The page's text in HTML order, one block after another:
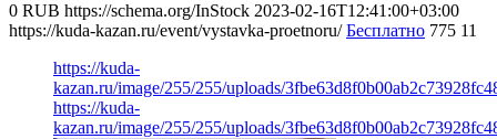
0 RUB https://schema.org/InStock 2023-02-16T12:41:00+03:00
https://kuda-kazan.ru/event/vystavka-proetnoru/ Бесплатно 775 11
https://kuda-
kazan.ru/image/255/255/uploads/
https://kuda-
kazan.ru/image/255/255/uploads/